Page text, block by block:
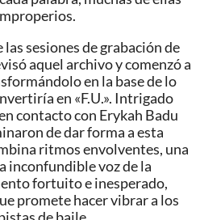
sesiones de grabación de
aquel archivo y comenzó a
en la base de lo
en «F.U.». Intrigado
contacto con Erykah Badu
de dar forma a esta
ritmos envolventes, una
inconfundible voz de la
fortuito e inesperado,
promete hacer vibrar a los